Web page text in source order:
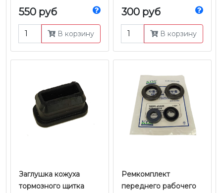
550 руб
В корзину
300 руб
В корзину
Заглушка кожуха
тормозного щитка
Ремкомплект
переднего рабочего